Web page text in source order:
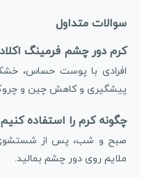
سوالات متداول
کرم دور چشم فرمینگ
افرادی با پوست حساس،
پیشگیری و کاهش چین و
چگونه کرم را استفاده
صبح و شب، پس از شستشوی
ملایم روی دور چشم بمالید.